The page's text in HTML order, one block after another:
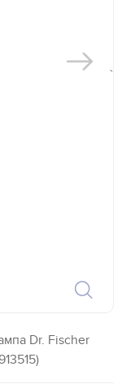
`
Dr. Fischer